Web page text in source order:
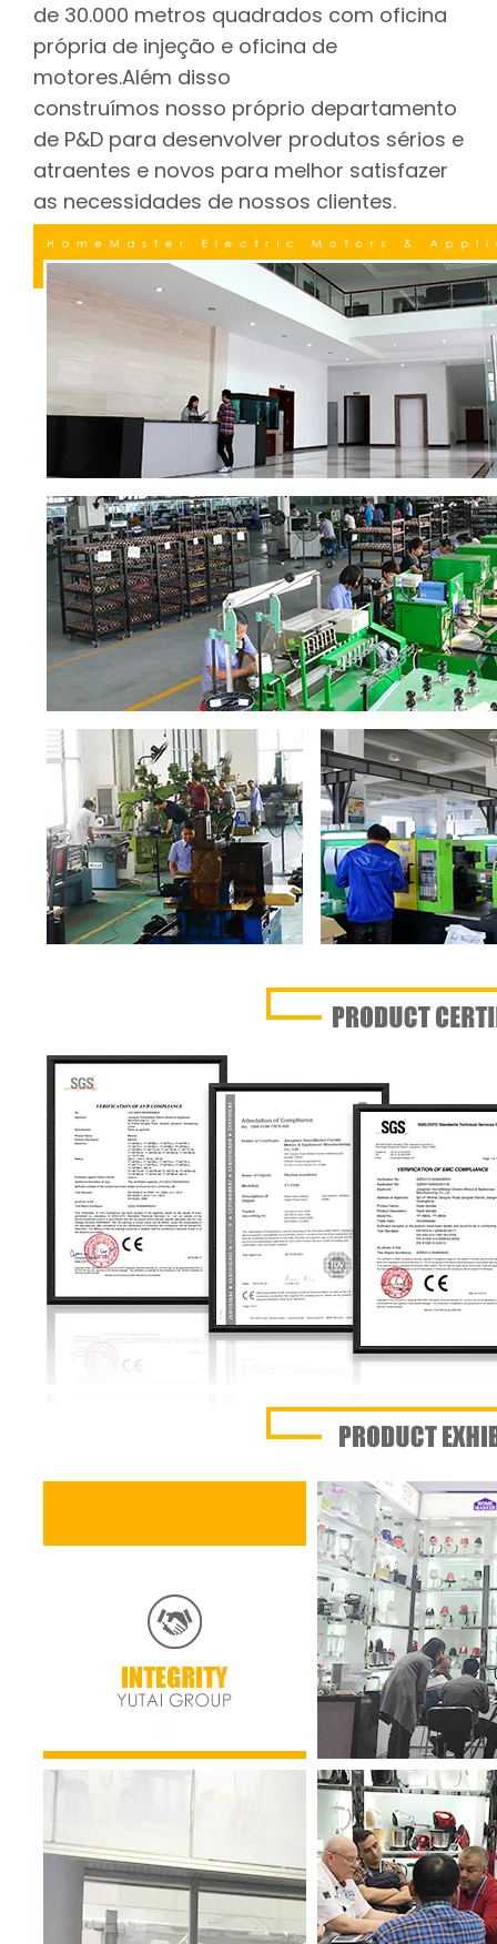
de 30.000 metros quadrados com oficina
própria de injeção e oficina de
motores.Além disso
construímos nosso próprio departamento
de P&D para desenvolver produtos sérios e
atraentes e novos para melhor satisfazer
as necessidades de nossos clientes.